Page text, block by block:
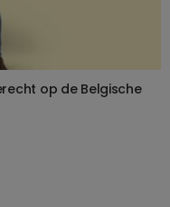
op de Belgische